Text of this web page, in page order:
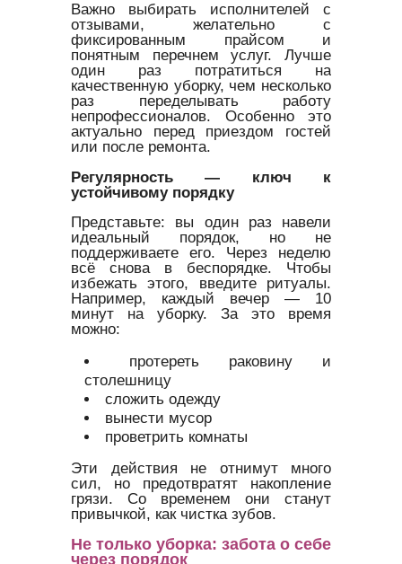
Важно выбирать исполнителей с
отзывами, желательно с
фиксированным прайсом и
понятным перечнем услуг. Лучше
один раз потратиться на
качественную уборку, чем несколько
раз переделывать работу
непрофессионалов. Особенно это
актуально перед приездом гостей
или после ремонта.
Регулярность — ключ к
устойчивому порядку
Представьте: вы один раз навели
идеальный порядок, но не
поддерживаете его. Через неделю
всё снова в беспорядке. Чтобы
избежать этого, введите ритуалы.
Например, каждый вечер — 10
минут на уборку. За это время
можно:
протереть раковину и
столешницу
сложить одежду
вынести мусор
проветрить комнаты
Эти действия не отнимут много
сил, но предотвратят накопление
грязи. Со временем они станут
привычкой, как чистка зубов.
Не только уборка: забота о себе
через порядок